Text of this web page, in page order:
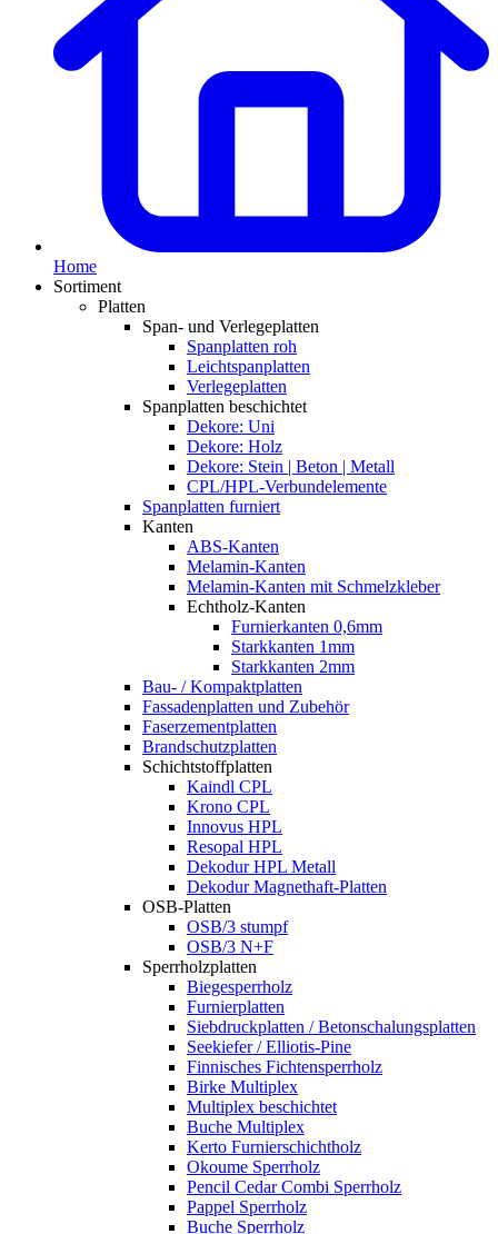
Home
Sortiment
Platten
Span- und Verlegeplatten
Spanplatten roh
Leichtspanplatten
Verlegeplatten
Spanplatten beschichtet
Dekore: Uni
Dekore: Holz
Dekore: Stein | Beton | Metall
CPL/HPL-Verbundelemente
Spanplatten furniert
Kanten
ABS-Kanten
Melamin-Kanten
Melamin-Kanten mit Schmelzkleber
Echtholz-Kanten
Furnierkanten 0,6mm
Starkkanten 1mm
Starkkanten 2mm
Bau- / Kompaktplatten
Fassadenplatten und Zubehör
Faserzementplatten
Brandschutzplatten
Schichtstoffplatten
Kaindl CPL
Krono CPL
Innovus HPL
Resopal HPL
Dekodur HPL Metall
Dekodur Magnethaft-Platten
OSB-Platten
OSB/3 stumpf
OSB/3 N+F
Sperrholzplatten
Biegesperrholz
Furnierplatten
Siebdruckplatten / Betonschalungsplatten
Seekiefer / Elliotis-Pine
Finnisches Fichtensperrholz
Birke Multiplex
Multiplex beschichtet
Buche Multiplex
Kerto Furnierschichtholz
Okoume Sperrholz
Pencil Cedar Combi Sperrholz
Pappel Sperrholz
Buche Sperrholz